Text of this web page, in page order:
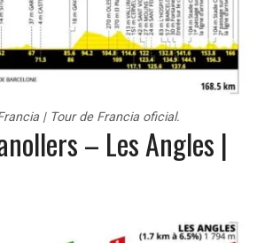
| Tour de Francia oficial.
– Les Angles |